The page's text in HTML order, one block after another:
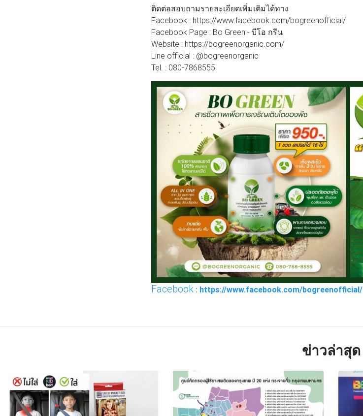
ติดต่อสอบถามรายละเอียดเพิ่มเติมได้ทาง
Facebook : https://www.facebook.com/bogreenofficial/
Facebook Page : Bo Green - บีโอ กรีน
Website : https://bogreenorganic.com/
Line official : @bogreenorganic
Tel. : 080-7868555
Facebook : https://www.facebook.com/bogreenofficial/
ข่าวล่าสุด